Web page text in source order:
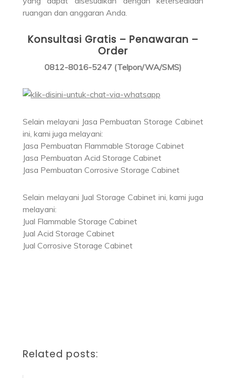
ruangan dan anggaran Anda.
Konsultasi Gratis – Penawaran –
Order
0812-8016-5247 (Telpon/WA/SMS)
Selain melayani Jasa Pembuatan Storage Cabinet
ini, kami juga melayani:
Jasa Pembuatan Flammable Storage Cabinet
Jasa Pembuatan Acid Storage Cabinet
Jasa Pembuatan Corrosive Storage Cabinet
Selain melayani Jual Storage Cabinet ini, kami juga
melayani:
Jual Flammable Storage Cabinet
Jual Acid Storage Cabinet
Jual Corrosive Storage Cabinet
Related posts: